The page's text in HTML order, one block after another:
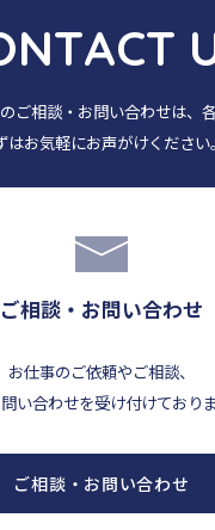
NTACT
ご相談・お問い合わせは、
はお気軽にお声がけください。
ご相談・お問い合わせ
お仕事のご依頼やご相談、
い合わせを受け付けておりま
ご相談・お問い合わせ